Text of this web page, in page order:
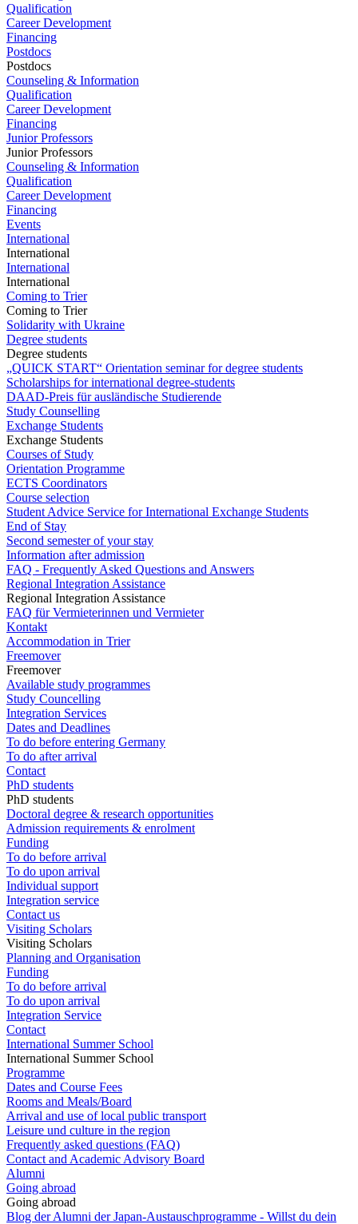
Qualification
Career Development
Financing
Postdocs
Postdocs
Counseling & Information
Qualification
Career Development
Financing
Junior Professors
Junior Professors
Counseling & Information
Qualification
Career Development
Financing
Events
International
International
International
International
Coming to Trier
Coming to Trier
Solidarity with Ukraine
Degree students
Degree students
„QUICK START“ Orientation seminar for degree students
Scholarships for international degree-students
DAAD-Preis für ausländische Studierende
Study Counselling
Exchange Students
Exchange Students
Courses of Study
Orientation Programme
ECTS Coordinators
Course selection
Student Advice Service for International Exchange Students
End of Stay
Second semester of your stay
Information after admission
FAQ - Frequently Asked Questions and Answers
Regional Integration Assistance
Regional Integration Assistance
FAQ für Vermieterinnen und Vermieter
Kontakt
Accommodation in Trier
Freemover
Freemover
Available study programmes
Study Councelling
Integration Services
Dates and Deadlines
To do before entering Germany
To do after arrival
Contact
PhD students
PhD students
Doctoral degree & research opportunities
Admission requirements & enrolment
Funding
To do before arrival
To do upon arrival
Individual support
Integration service
Contact us
Visiting Scholars
Visiting Scholars
Planning and Organisation
Funding
To do before arrival
To do upon arrival
Integration Service
Contact
International Summer School
International Summer School
Programme
Dates and Course Fees
Rooms and Meals/Board
Arrival and use of local public transport
Leisure und culture in the region
Frequently asked questions (FAQ)
Contact and Academic Advisory Board
Alumni
Going abroad
Going abroad
Blog der Alumni der Japan-Austauschprogramme - Willst du dein